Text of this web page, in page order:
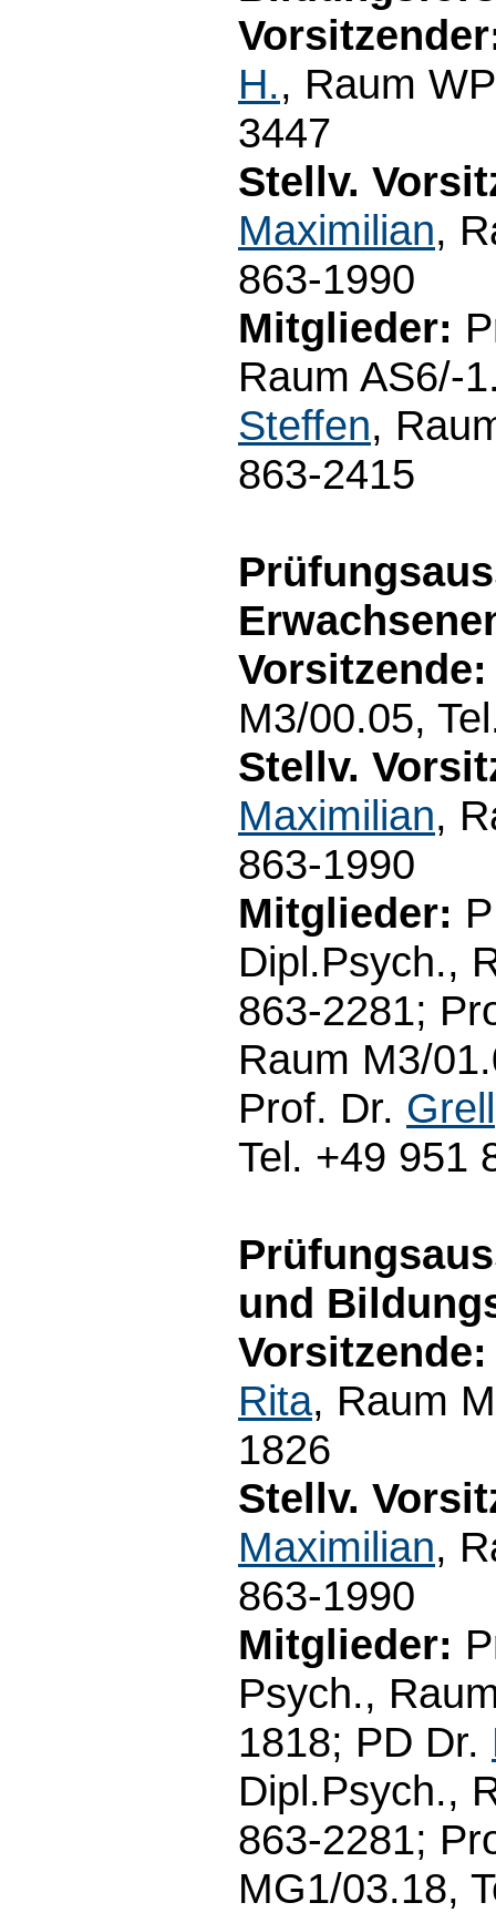
H., Raum
3447
Stellv.
Maximilian,
863-1990
Mitglieder:
Raum AS6/-
Steffen,
863-2415
Vorsitzende:
M3/00.05,
Stellv.
Maximilian,
863-1990
Mitglieder:
Dipl.Psych.,
863-2281;
Raum M3/
Prof. Dr.
Tel. +49 951
und
Vorsitzende:
Rita, Raum
1826
Stellv.
Maximilian,
863-1990
Mitglieder:
Psych.,
1818; PD Dr.
Dipl.Psych.,
863-2281;
MG1/03.18,